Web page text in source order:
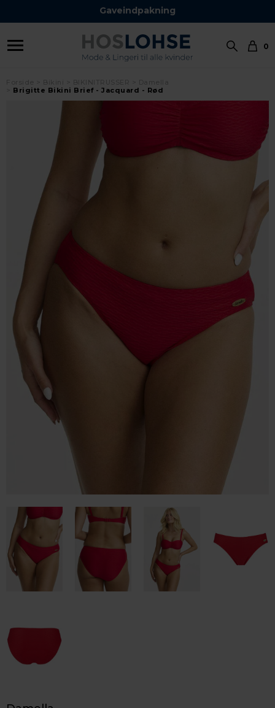
Gaveindpakning
0
Brigitte Bikini Brief - Jacquard - Rød